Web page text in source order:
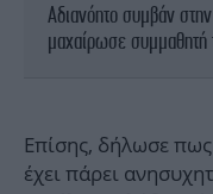
Αδιανόητο συμβάν
μαχαίρωσε συμμαθητή
Επίσης, δήλωσε
έχει πάρει